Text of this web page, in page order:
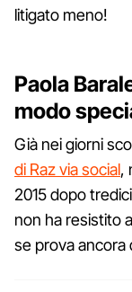
litigato meno!
Paola
modo
Già nei giorni
di Raz via social,
2015 dopo
non ha resistito
se prova ancora